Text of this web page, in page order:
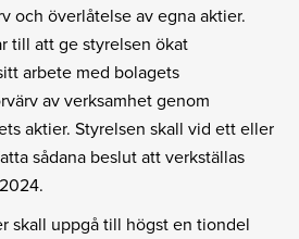
och överlåtelse av egna aktier.
till att ge styrelsen ökat
arbete med bolagets
av verksamhet genom
aktier. Styrelsen skall vid ett eller
sådana beslut att verkställas
skall uppgå till högst en tiondel